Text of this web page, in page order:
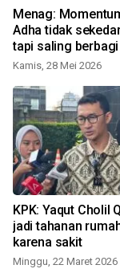
Menag:
Adha tidak
tapi saling berbagi
Kamis, 28 Mei 2026
KPK: Yaqut Cholil
jadi tahanan
karena sakit
Minggu, 22 Maret 2026